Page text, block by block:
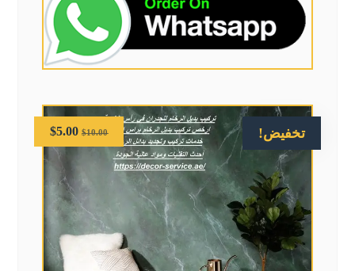
تخفيض! $10.00
$5.00